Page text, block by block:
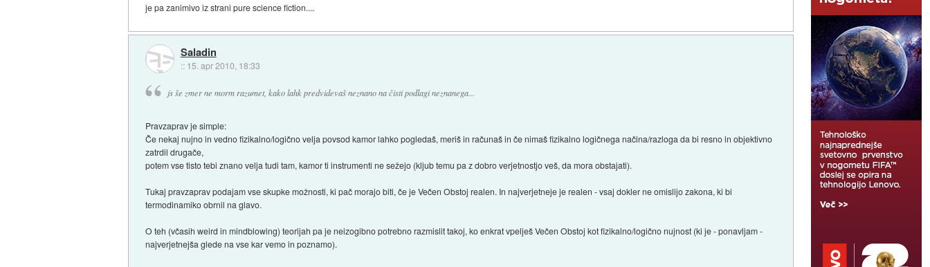
je pa zanimivo iz strani pure science fiction....
Saladin
:: 15. apr 2010, 18:33
js še zmer ne morm razumet, kako lahk predvidevaš neznano na čisti podlagi neznanega...
Pravzaprav je simple:
Če nekaj nujno in vedno fizikalno/logično velja povsod kamor lahko pogledaš, meriš in računaš in če nimaš fizikalno logičnega načina/razloga da bi resno in objektivno
zatrdil drugače,
potem vse tisto tebi znano velja tudi tam, kamor ti instrumenti ne sežejo (kljub temu pa z dobro verjetnostjo veš, da mora obstajati).
Tukaj pravzaprav podajam vse skupke možnosti, ki pač morajo biti, če je Večen Obstoj realen. In najverjetneje je realen - vsaj dokler ne omislijo zakona, ki bi
termodinamiko obrnil na glavo.
O teh (včasih weird in mindblowing) teorijah pa je neizogibno potrebno razmislit takoj, ko enkrat vpelješ Večen Obstoj kot fizikalno/logično nujnost (ki je - ponavljam -
najverjetnejša glede na vse kar vemo in poznamo).